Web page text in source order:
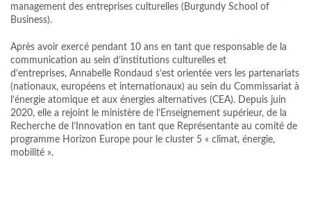
management des entreprises culturelles (Burgundy School of
Business).
Après avoir exercé pendant 10 ans en tant que responsable de la
communication au sein d’institutions culturelles et
d’entreprises, Annabelle Rondaud s’est orientée vers les partenariats
(nationaux, européens et internationaux) au sein du Commissariat à
l’énergie atomique et aux énergies alternatives (CEA). Depuis juin
2020, elle a rejoint le ministère de l’Enseignement supérieur, de la
Recherche de l’Innovation en tant que Représentante au comité de
programme Horizon Europe pour le cluster 5 « climat, énergie,
mobilité ».